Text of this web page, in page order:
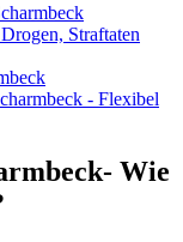
Straftaten
- Flexibel
Wie